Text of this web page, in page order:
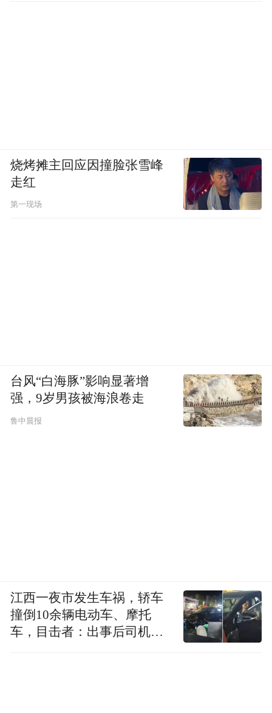
烧烤摊主回应因撞脸张雪峰
走红
第一现场
台风“白海豚”影响显著增
强，9岁男孩被海浪卷走
鲁中晨报
江西一夜市发生车祸，轿车
撞倒10余辆电动车、摩托
车，目击者：出事后司机一